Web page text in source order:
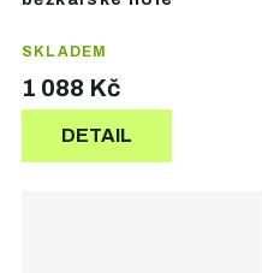
SKLADEM
1 088 Kč
DETAIL